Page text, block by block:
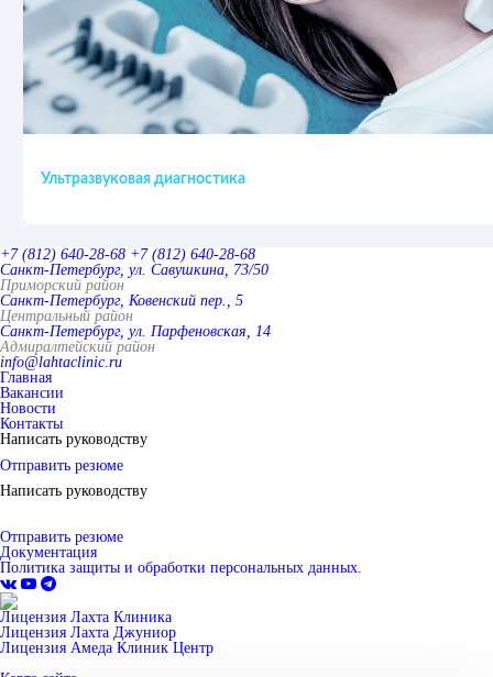
Ультразвуковая диагностика
+7 (812) 640-28-68 +7 (812) 640-28-68
Санкт-Петербург, ул. Савушкина, 73/50
Приморский район
Санкт-Петербург, Ковенский пер., 5
Центральный район
Санкт-Петербург, ул. Парфеновская, 14
Адмиралтейский район
info@lahtaclinic.ru
Главная
Вакансии
Новости
Контакты
Написать руководству
Отправить резюме
Написать руководству
Отправить резюме
Документация
Политика защиты и обработки персональных данных.
Лицензия Лахта Клиника
Лицензия Лахта Джуниор
Лицензия Амеда Клиник Центр